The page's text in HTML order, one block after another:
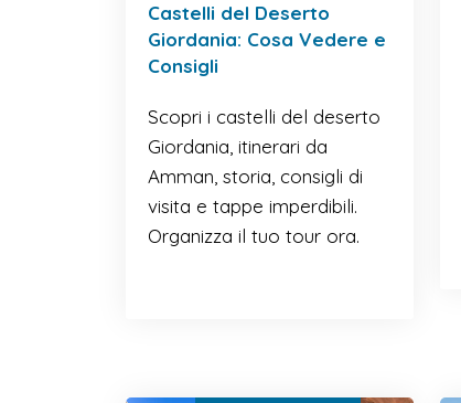
Castelli del Deserto
Giordania: Cosa Vedere e
Consigli
Scopri i castelli del deserto
Giordania, itinerari da
Amman, storia, consigli di
visita e tappe imperdibili.
Organizza il tuo tour ora.